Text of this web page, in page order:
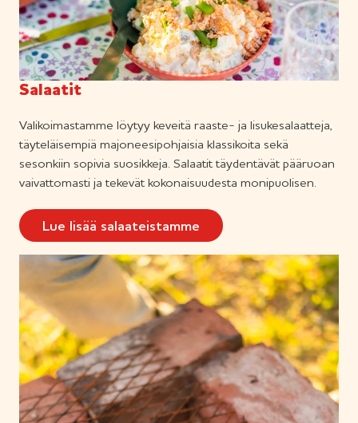
Salaatit
Valikoimastamme löytyy keveitä raaste- ja lisukesalaatteja,
täyteläisempiä majoneesipohjaisia klassikoita sekä
sesonkiin sopivia suosikkeja. Salaatit täydentävät pääruoan
vaivattomasti ja tekevät kokonaisuudesta monipuolisen.
Lue lisää salaateistamme